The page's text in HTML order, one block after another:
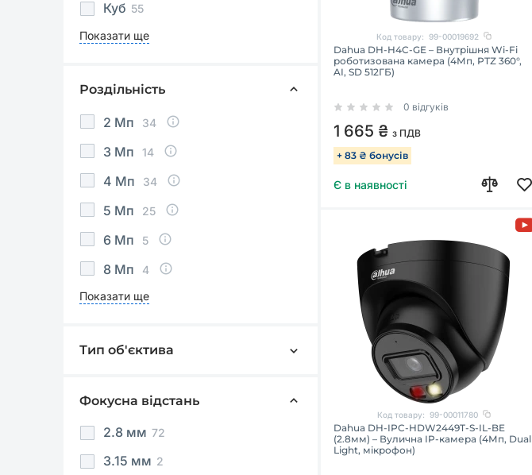
Куб 55
Показати ще
Роздільність
2 Мп 34
3 Мп 14
4 Мп 34
5 Мп 25
6 Мп 5
8 Мп
4
Показати ще
Тип об'єктива
Варіофокальний
Фокусна відстань
2.8 мм 72
3.15 мм 2
Код товару: 99-00019692
Dahua DH-H4C-GE – Внутрішня Wi-Fi
роботизована камера (4Мп, PTZ 360°,
AI, SD 512ГБ)
0 відгуків
1 665 ₴ з ПДВ
+ 83 ₴ бонусів
Є в наявності
Код товару: 99-00011780
Dahua DH-IPC-HDW2449T-S-IL-BE
(2.8мм) – Вулична IP-камера (4Мп, Dual
Light, мікрофон)